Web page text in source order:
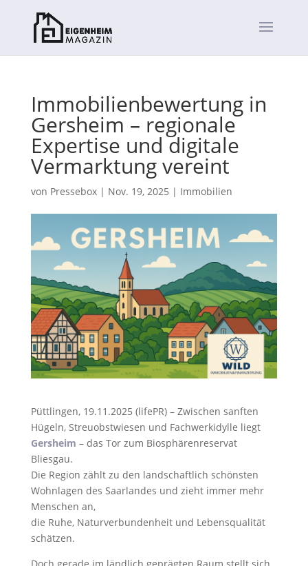
Immobilienbewertung in
Gersheim – regionale
Expertise und digitale
Vermarktung vereint
von Pressebox| Nov. 19, 2025 | Immobilien
Püttlingen, 19.11.2025 (lifePR) – Zwischen sanften
Hügeln, Streuobstwiesen und Fachwerkidylle liegt
Gersheim – das Tor zum Biosphärenreservat
Bliesgau.
Die Region zählt zu den landschaftlich schönsten
Wohnlagen des Saarlandes und zieht immer mehr
Menschen an,
die Ruhe, Naturverbundenheit und Lebensqualität
schätzen.